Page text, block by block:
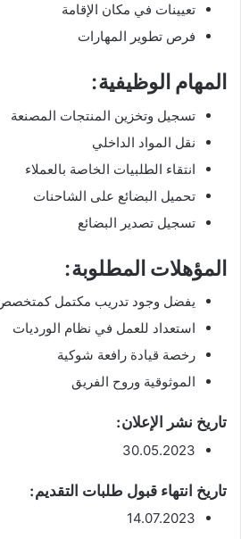
تعيينات في مكان الإقامة
فرص تطوير المهارات
المهام الوظيفية:
تسجيل وتخزين المنتجات المصنعة
نقل المواد الداخلي
انتقاء الطلبيات الخاصة بالعملاء
تحميل البضائع على الشاحنات
تسجيل تصدير البضائع
المؤهلات المطلوبة:
يفضل وجود تدريب مكتمل
استعداد للعمل في نظام الورديات
رخصة قيادة رافعة شوكية
الموثوقية وروح الفريق
تاريخ نشر الإعلان:
30.05.2023
تاريخ انتهاء قبول طلبات التقديم:
14.07.2023